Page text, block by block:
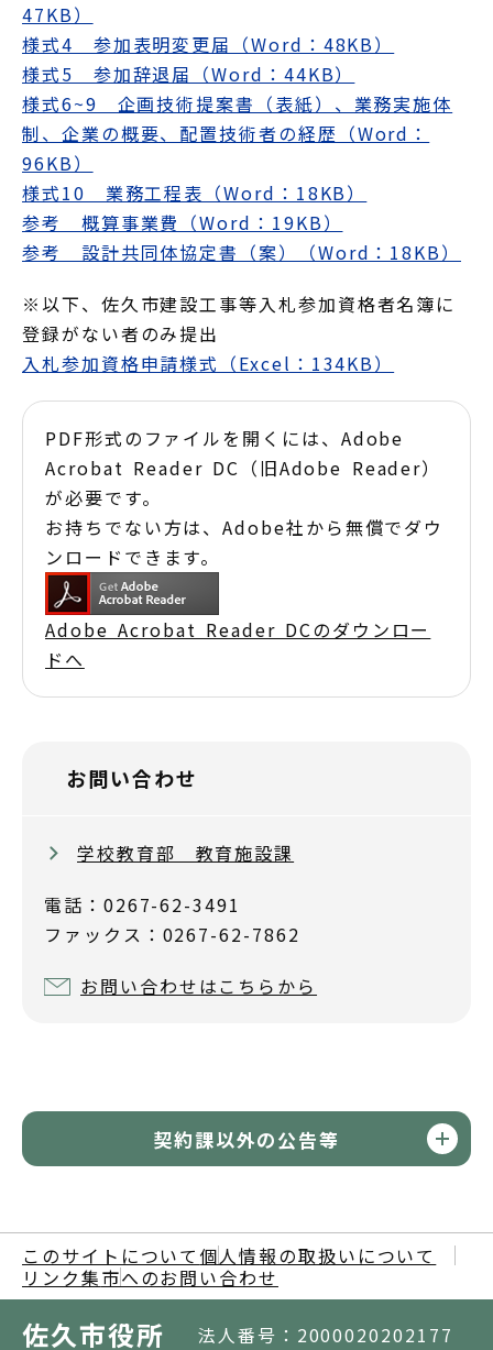
47KB）
様式4 参加表明変更届（Word：48KB）
様式5 参加辞退届（Word：44KB）
様式6~9 企画技術提案書（表紙）、業務実施体
制、企業の概要、配置技術者の経歴（Word：
96KB）
様式10 業務工程表（Word：18KB）
参考 概算事業費（Word：19KB）
参考 設計共同体協定書（案）（Word：18KB）
※以下、佐久市建設工事等入札参加資格者名簿に
登録がない者のみ提出
入札参加資格申請様式（Excel：134KB）
PDF形式のファイルを開くには、Adobe
Acrobat Reader DC（旧Adobe Reader）
が必要です。
お持ちでない方は、Adobe社から無償でダウ
ンロードできます。
Adobe Acrobat Reader DCのダウンロー
ドへ
お問い合わせ
学校教育部 教育施設課
電話：0267-62-3491
ファックス：0267-62-7862
お問い合わせはこちらから
契約課以外の公告等
このサイトについて 個人情報の取扱いについて
リンク集市へのお問い合わせ
佐久市役所 法人番号：2000020202177